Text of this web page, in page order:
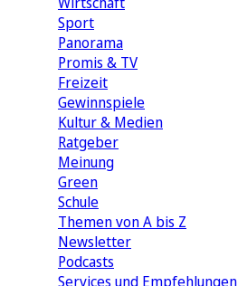
Sport
Panorama
Promis & TV
Freizeit
Gewinnspiele
Kultur & Medien
Ratgeber
Meinung
Green
Schule
Themen von A bis Z
Newsletter
Podcasts
Services und Empfehlungen